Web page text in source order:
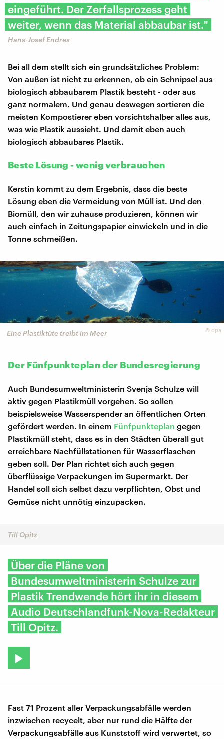
eingeführt. Der Zerfallsprozess geht
weiter, wenn das Material abbaubar ist."
Hans-Josef Endres
Bei all dem stellt sich ein grundsätzliches Problem:
Von außen ist nicht zu erkennen, ob ein Schnipsel aus
biologisch abbaubarem Plastik besteht - oder aus
ganz normalem. Und genau deswegen sortieren die
meisten Kompostierer eben vorsichtshalber alles aus,
was wie Plastik aussieht. Und damit eben auch
biologisch abbaubares Plastik.
Beste Lösung - wenig verbrauchen
Kerstin kommt zu dem Ergebnis, dass die beste
Lösung eben die Vermeidung von Müll ist. Und den
Biomüll, den wir zuhause produzieren, können wir
auch einfach in Zeitungspapier einwickeln und in die
Tonne schmeißen.
© dpa
Eine Plastiktüte treibt im Meer
Der Fünfpunkteplan der Bundesregierung
Auch Bundesumweltministerin Svenja Schulze will
aktiv gegen Plastikmüll vorgehen. So sollen
beispielsweise Wasserspender an öffentlichen Orten
gefördert werden. In einem Fünfpunkteplan gegen
Plastikmüll steht, dass es in den Städten überall gut
erreichbare Nachfüllstationen für Wasserflaschen
geben soll. Der Plan richtet sich auch gegen
überflüssige Verpackungen im Supermarkt. Der
Handel soll sich selbst dazu verpflichten, Obst und
Gemüse nicht unnötig einzupacken.
Till Opitz
Über die Pläne von
Bundesumweltministerin Schulze zur
Plastik Trendwende hört ihr in diesem
Audio Deutschlandfunk-Nova-Redakteur
Till Opitz.
Fast 71 Prozent aller Verpackungsabfälle werden
inzwischen recycelt, aber nur rund die Hälfte der
Verpackungsabfälle aus Kunststoff wird verwertet, so